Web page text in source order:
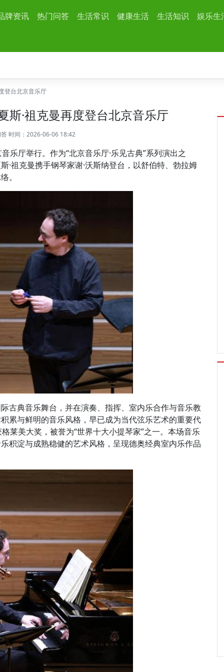
牌资讯 热门问答 生活常识 健康生活 生活知识 娱乐生
登台北京音乐厅
斯·祖克曼再度登台北京音乐厅
时间：2026-06-06 18:42
乐厅举行。作为“北京音乐厅·乐见古典”系列演出之
·祖克曼携手钢琴家谢·沃斯纳登台，以舒伯特、勃拉姆
。
古典音乐舞台，并在演奏、指挥、室内乐合作与音乐教
累与鲜明的音乐风格，早已成为当代弦乐艺术的重要代
莱美大奖，被誉为“世界十大小提琴家”之一。本场音乐
积淀与成熟稳健的艺术风格，呈现德奥经典室内乐作品